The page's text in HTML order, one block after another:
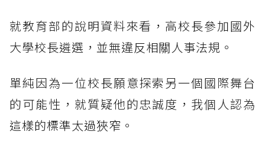
就教育部的說明資料來看，高校長參加國外
大學校長遴選，並無違反相關人事法規。
單純因為一位校長願意探索另一個國際舞台
的可能性，就質疑他的忠誠度，我個人認為
這樣的標準太過狹窄。